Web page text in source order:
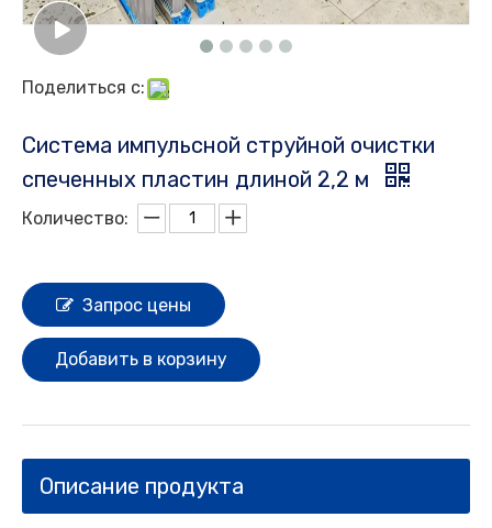
Поделиться с:
Система импульсной струйной очистки
спеченных пластин длиной 2,2 м
Количество:
Запрос цены
Добавить в корзину
Описание продукта